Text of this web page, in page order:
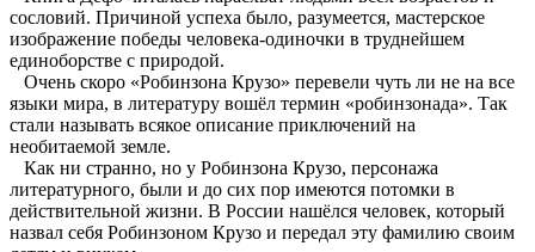
сословий. Причиной успеха было, разумеется, мастерское
изображение победы человека-одиночки в труднейшем
единоборстве с природой.
Очень скоро «Робинзона Крузо» перевели чуть ли не на все
языки мира, в литературу вошёл термин «робинзонада». Так
стали называть всякое описание приключений на
необитаемой земле.
Как ни странно, но у Робинзона Крузо, персонажа
литературного, были и до сих пор имеются потомки в
действительной жизни. В России нашёлся человек, который
назвал себя Робинзоном Крузо и передал эту фамилию своим